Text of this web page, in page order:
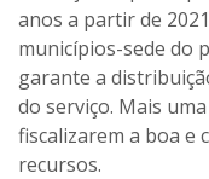
anos a partir de
municípios-sede do
garante a
do serviço. Mais
fiscalizarem a boa e
recursos.